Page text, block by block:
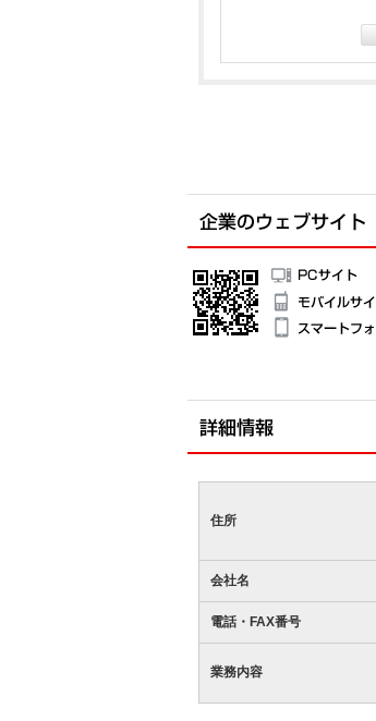
住所
会社名
電話・FAX番号
業務内容